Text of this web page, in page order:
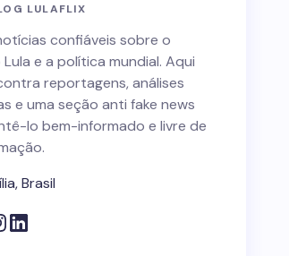
LULAFLIX
confiáveis sobre o
e a política mundial. Aqui
reportagens, análises
e uma seção anti fake news
lo bem-informado e livre de
Brasil